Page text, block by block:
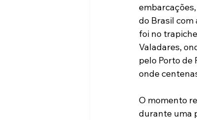
do Brasil com
foi no
Valadares,
pelo Porto de
onde
O momento
durante uma